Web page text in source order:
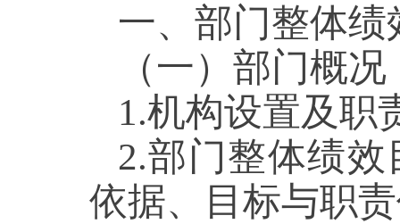
一、部门整体绩
（一）部门概况
1.机构设置及职
2.部门整体绩
依据、目标与职